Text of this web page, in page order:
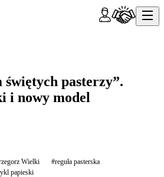
świętych pasterzy”.
i nowy model
Wielki
#reguła pasterska
papieski